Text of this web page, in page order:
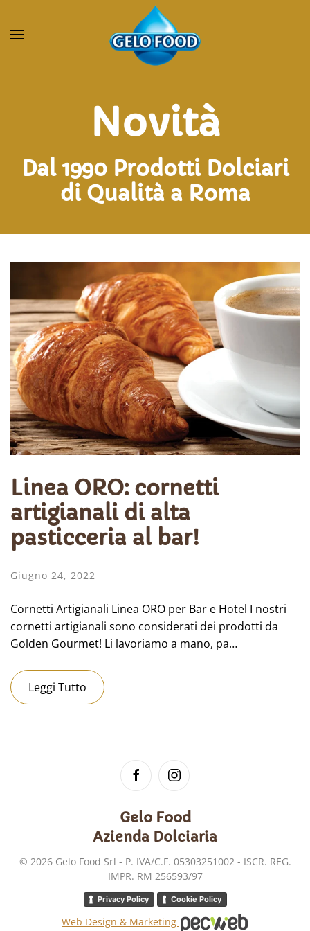
Novità
Dal 1990 Prodotti Dolciari
di Qualità a Roma
Linea ORO: cornetti
artigianali di alta
pasticceria al bar!
Giugno 24, 2022
Cornetti Artigianali Linea ORO per Bar e Hotel I nostri
cornetti artigianali sono considerati dei prodotti da
Golden Gourmet! Li lavoriamo a mano, pa…
Leggi Tutto
Gelo Food
Azienda Dolciaria
© 2026Gelo Food Srl - P. IVA/C.F. 05303251002 - ISCR. REG.
IMPR. RM 256593/97
Privacy Policy Cookie Policy
Web Design & Marketing